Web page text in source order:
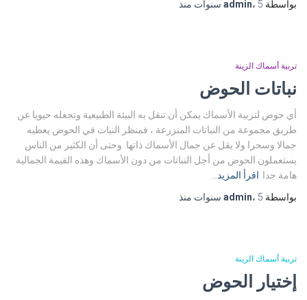
بواسطة
admin، 5 سنوات منذ
تربية أسماك الزينة
نباتات الحوض
أي حوض لتربية الأسماك يمكن أن تنقل به البيئة الطبيعية وتجعله حيويا عن
طريق مجموعة من النباتات المنزرعة ، فمنظر النبات في الحوض يعطيه
جمالا وسحرا ولا يقل عن جمال الأسماك ذاتها. وحتى أن الكثير من الناس
يستعملون الحوض من أجل النباتات من دون الأسماك وهذه القيمة الجمالية
هامة جدا اقرأ المزيد…
بواسطة
admin، 5 سنوات منذ
تربية أسماك الزينة
إختيار الحوض